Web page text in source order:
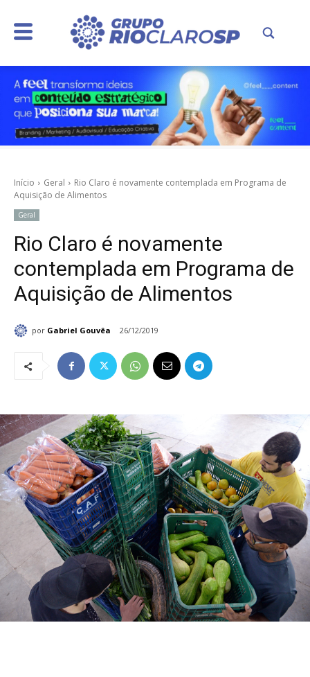
Início Geral
Rio Claro é novamente contemplada em Programa de
Aquisição de Alimentos
Geral
Rio Claro é novamente
contemplada em Programa de
Aquisição de Alimentos
por Gabriel Gouvêa 26/12/2019